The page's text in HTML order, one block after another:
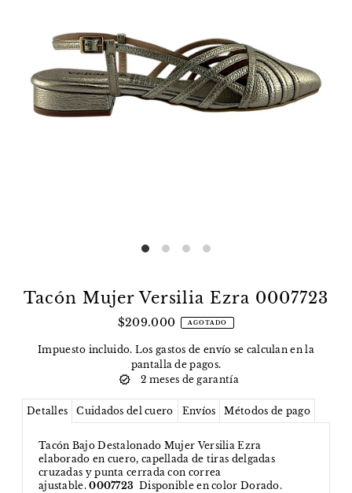
Tacón Mujer Versilia Ezra 0007723
$209.000 AGOTADO
Impuesto incluido. Los gastos de envío se calculan en la
pantalla de pagos.
2 meses de garantía
Detalles Cuidados del cuero Envíos Métodos de pago
Tacón Bajo Destalonado Mujer Versilia Ezra
elaborado en cuero, capellada de tiras delgadas
cruzadas y punta cerrada con correa
ajustable.0007723 Disponible en color Dorado.